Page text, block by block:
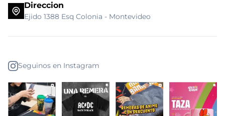
Direccion
Ejido 1388 Esq Colonia - Montevideo
Seguinos en Instagram